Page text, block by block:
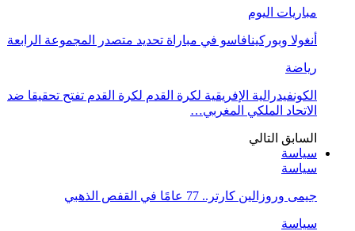
مباريات اليوم
أنغولا وبوركينافاسو في مباراة تحديد متصدر المجموعة الرابعة
رياضة
الكونفيدرالية الإفريقية لكرة القدم لكرة القدم تفتح تحقيقا ضد
الاتحاد الملكي المغربي…
السابق التالي
سياسة
سياسة
جيمى وروزالين كارتر.. 77 عامًا في القفص الذهبي
سياسة